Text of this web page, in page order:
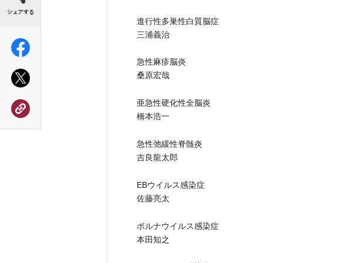
進行性多巣性白質脳症
三浦義治
急性麻疹脳炎
桑原宏哉
亜急性硬化性全脳炎
橋本浩一
急性弛緩性脊髄炎
吉良龍太郎
EBウイルス感染症
佐藤亮太
ボルナウイルス感染症
本田知之